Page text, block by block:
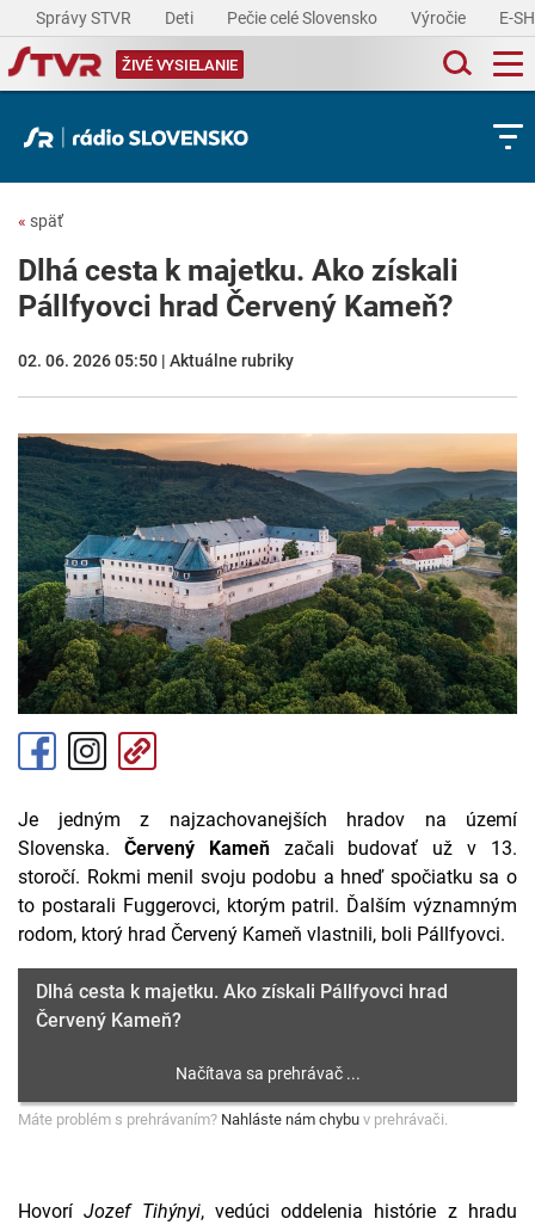
Správy STVR Deti Pečie celé Slovensko Výročie E-
ŽIVÉ VYSIELANIE
« späť
Dlhá cesta k majetku. Ako získali
Pállfyovci hrad Červený Kameň?
02. 06. 2026 05:50 | Aktuálne rubriky
Je jedným z najzachovanejších hradov na území
Slovenska. Červený Kameňzačali budovať už v 13.
storočí. Rokmi menil svoju podobu a hneď spočiatku sa o
to postarali Fuggerovci, ktorým patril. Ďalším významným
rodom, ktorý hrad Červený Kameň vlastnili, boli Pállfyovci.
Dlhá cesta k majetku. Ako získali Pállfyovci hrad
Červený Kameň?
Máte problém s prehrávaním? Nahláste nám chybu v prehrávači.
HovoríJozef Tihýnyi, vedúci oddelenia histórie z hradu